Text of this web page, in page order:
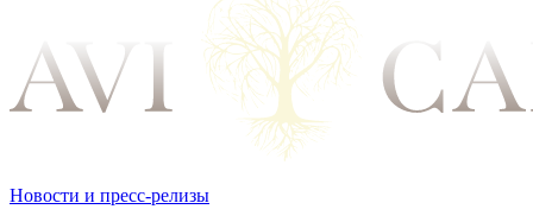
Новости и пресс-релизы